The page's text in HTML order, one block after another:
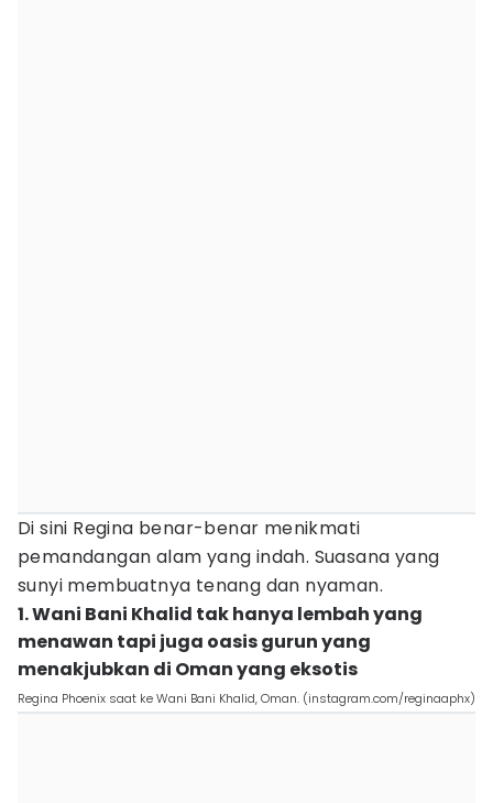
Di sini Regina benar-benar menikmati
pemandangan alam yang indah. Suasana yang
sunyi membuatnya tenang dan nyaman.
1. Wani Bani Khalid tak hanya lembah yang
menawan tapi juga oasis gurun yang
menakjubkan di Oman yang eksotis
Regina Phoenix saat ke Wani Bani Khalid, Oman. (instagram.com/reginaaphx)